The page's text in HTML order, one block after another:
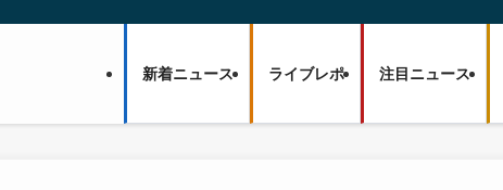
新着ニュース ライブレポ 注目ニュース